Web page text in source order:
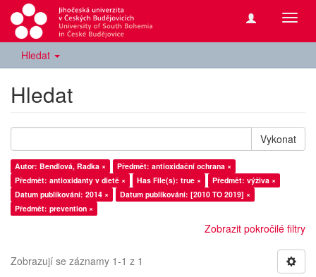
Hledat
Hledat
Vykonat
Autor: Bendlová, Radka ×
Předmět: antioxidační ochrana ×
Předmět: antioxidanty v dietě ×
Has File(s): true ×
Předmět: výživa ×
Datum publikování: 2014 ×
Datum publikování: [2010 TO 2019] ×
Předmět: prevention ×
Zobrazit pokročilé filtry
Zobrazují se záznamy 1-1 z 1